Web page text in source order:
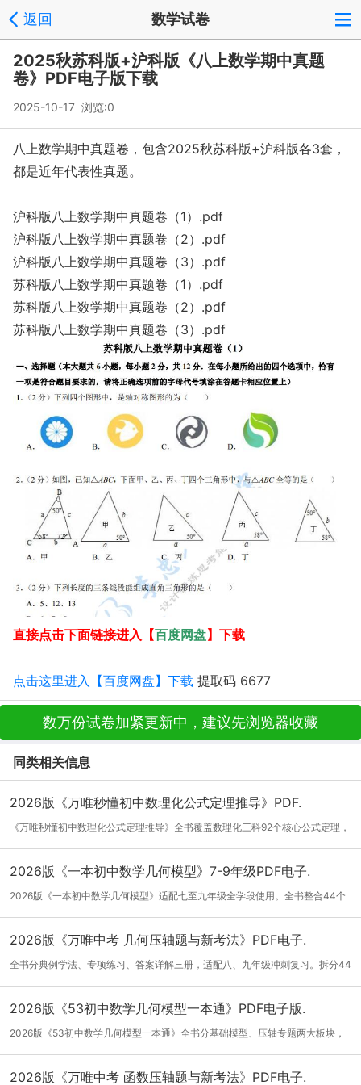
返回 数学试卷
2025秋苏科版+沪科版《八上数学期中真题
卷》PDF电子版下载
2025-10-17 浏览:0
八上数学期中真题卷，包含2025秋苏科版+沪科版各3套，
都是近年代表性真题。
沪科版八上数学期中真题卷（1）.pdf
沪科版八上数学期中真题卷（2）.pdf
沪科版八上数学期中真题卷（3）.pdf
苏科版八上数学期中真题卷（1）.pdf
苏科版八上数学期中真题卷（2）.pdf
苏科版八上数学期中真题卷（3）.pdf
直接点击下面链接进入【百度网盘】下载
点击这里进入【百度网盘】下载 提取码 6677
数万份试卷加紧更新中，建议先浏览器收藏
同类相关信息
2026版《万唯秒懂初中数理化公式定理推导》PDF.
《万唯秒懂初中数理化公式定理推导》全书覆盖数理化三科92个核心公式定理，
以原理...[详细]
2026版《一本初中数学几何模型》7-9年级PDF电子.
2026版《一本初中数学几何模型》适配七至九年级全学段使用。全书整合44个
中考高频...[详细]
2026版《万唯中考 几何压轴题与新考法》PDF电子.
全书分典例学法、专项练习、答案详解三册，适配八、九年级冲刺复习。拆分44
类几何...[详细]
2026版《53初中数学几何模型一本通》PDF电子版.
2026版《53初中数学几何模型一本通》全书分基础模型、压轴专题两大板块，
拆解八字...[详细]
2026版《万唯中考 函数压轴题与新考法》PDF电子.